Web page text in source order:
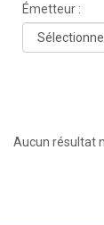
Émetteur :
Aucun résultat